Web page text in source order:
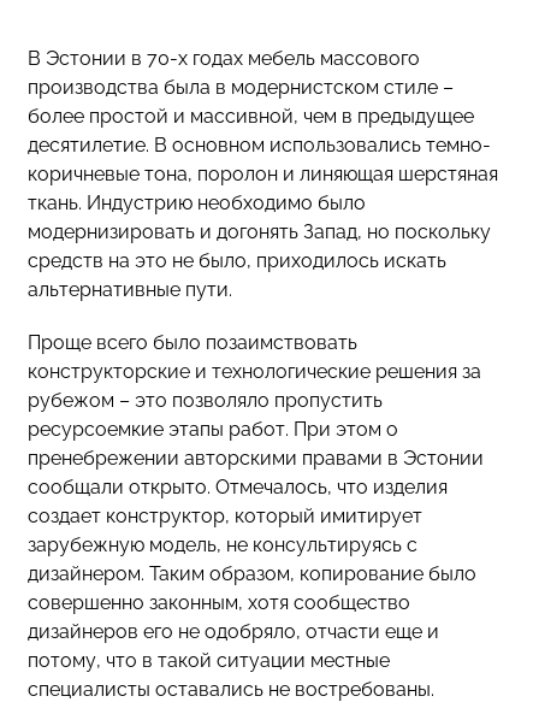
В Эстонии в 70-х годах мебель массового
производства была в модернистском стиле –
более простой и массивной, чем в предыдущее
десятилетие. В основном использовались темно-
коричневые тона, поролон и линяющая шерстяная
ткань. Индустрию необходимо было
модернизировать и догонять Запад, но поскольку
средств на это не было, приходилось искать
альтернативные пути.
Проще всего было позаимствовать
конструкторские и технологические решения за
рубежом – это позволяло пропустить
ресурсоемкие этапы работ. При этом о
пренебрежении авторскими правами в Эстонии
сообщали открыто. Отмечалось, что изделия
создает конструктор, который имитирует
зарубежную модель, не консультируясь с
дизайнером. Таким образом, копирование было
совершенно законным, хотя сообщество
дизайнеров его не одобряло, отчасти еще и
потому, что в такой ситуации местные
специалисты оставались не востребованы.